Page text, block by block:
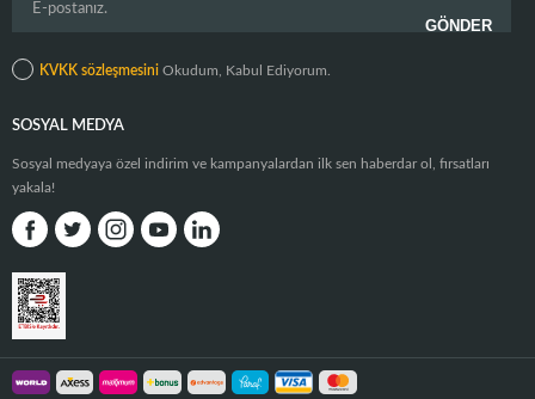
KVKK sözleşmesini Okudum, Kabul Ediyorum.
SOSYAL MEDYA
Sosyal medyaya özel indirim ve kampanyalardan ilk sen haberdar ol, fırsatları
yakala!